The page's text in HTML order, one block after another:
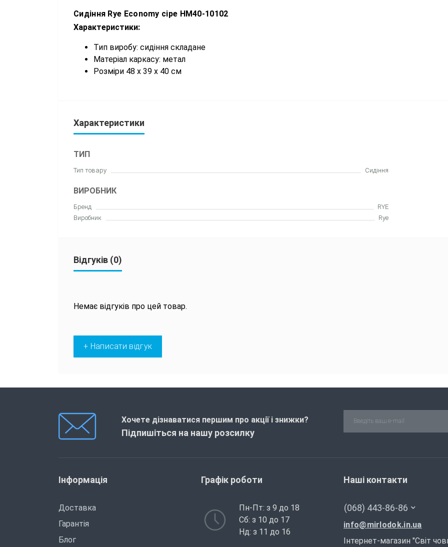
Сидіння Rye Economy сіре HM40-10102
Характеристики:
Тип виробу: сидіння складане
Матеріал каркасу: метал
Розміри 48 х 39 х 40 см
Характеристики
ТИП
Тип товару Сидіння
ВИРОБНИК
Бренд
RYE
Виробник
Rye
Відгуків (0)
Немає відгуків про цей товар.
+ Написати відгук
Хочете дізнаватися першим про акції і знижки?
Підпишіться на нашу розсилку
Інформація
Доставка
Гарантія
Блог
Графік роботи
Пн-Пт: з 9 до 18
Сб: з 10 до 17
Нд: з 11 до 16
Наші контакти
(068) 443-86-86
info@mirlodok.in.ua
Інтернет-магазин "Світ